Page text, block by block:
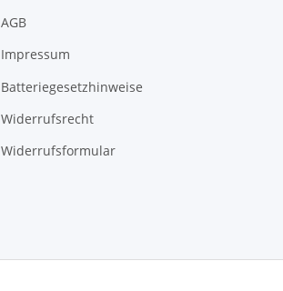
AGB
Impressum
Batteriegesetzhinweise
Widerrufsrecht
Widerrufsformular